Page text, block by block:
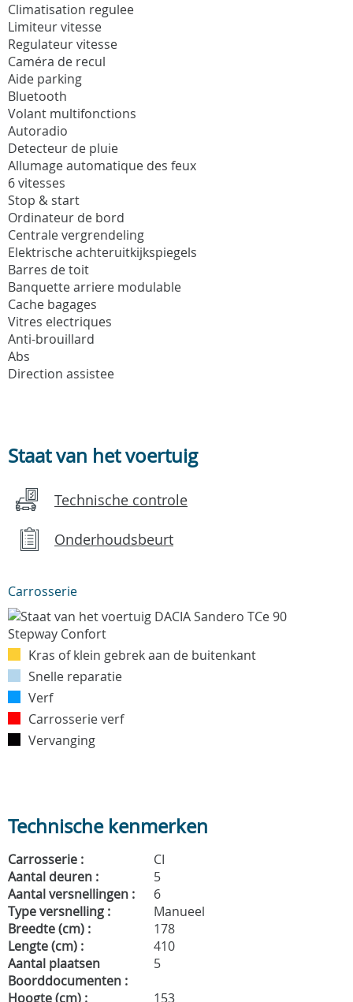
Climatisation regulee
Limiteur vitesse
Regulateur vitesse
Caméra de recul
Aide parking
Bluetooth
Volant multifonctions
Autoradio
Detecteur de pluie
Allumage automatique des feux
6 vitesses
Stop & start
Ordinateur de bord
Centrale vergrendeling
Elektrische achteruitkijkspiegels
Barres de toit
Banquette arriere modulable
Cache bagages
Vitres electriques
Anti-brouillard
Abs
Direction assistee
Staat van het voertuig
Technische controle
Onderhoudsbeurt
Carrosserie
Kras of klein gebrek aan de buitenkant
Snelle reparatie
Verf
Carrosserie verf
Vervanging
Technische kenmerken
Carrosserie :
CI
Aantal deuren :
5
Aantal versnellingen :
6
Type versnelling :
Manueel
Breedte (cm) :
178
Lengte (cm) :
410
Aantal plaatsen
Boorddocumenten :
5
Hoogte (cm) :
153